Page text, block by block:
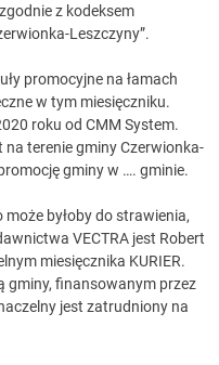
z kodeksem
Leszczyny”.
promocyjne na łamach
w tym miesięczniku.
roku od CMM System.
terenie gminy Czerwionka-
gminy w …. gminie.
byłoby do strawienia,
VECTRA jest Robert
miesięcznika KURIER.
gminy, finansowanym przez
jest zatrudniony na